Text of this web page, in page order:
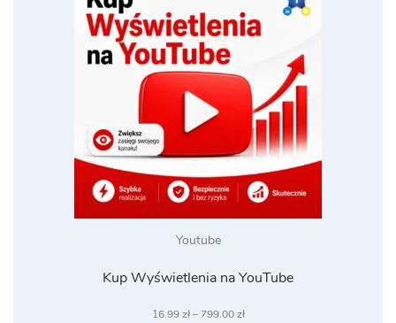
Youtube
Kup Wyświetlenia na YouTube
16.99zł – 799.00złZakres